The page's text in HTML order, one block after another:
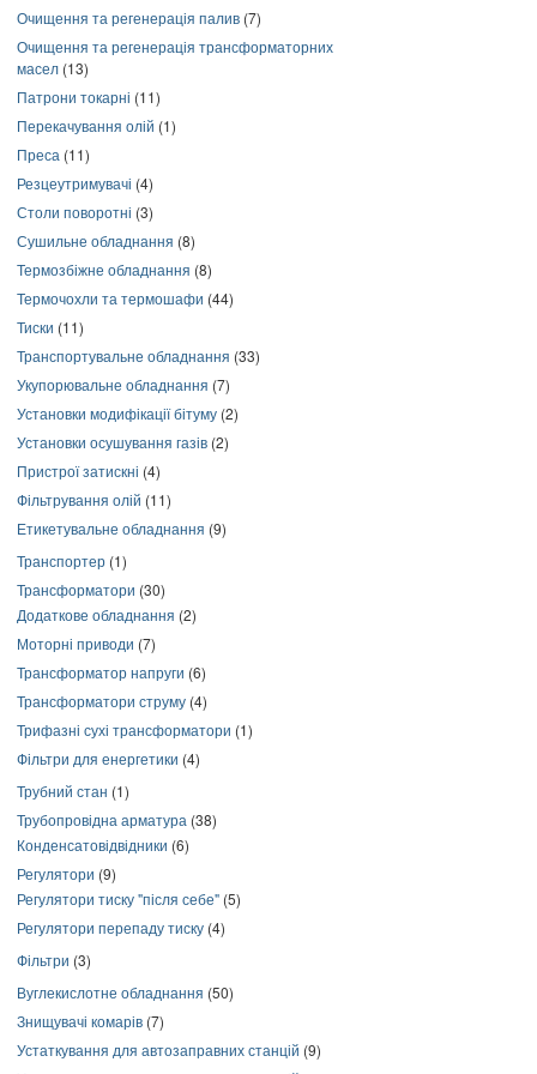
Очищення та регенерація палив (7)
Очищення та регенерація трансформаторних
масел (13)
Патрони токарні (11)
Перекачування олій (1)
Преса (11)
Резцеутримувачі (4)
Столи поворотні (3)
Сушильне обладнання (8)
Термозбіжне обладнання (8)
Термочохли та термошафи (44)
Тиски (11)
Транспортувальне обладнання (33)
Укупорювальне обладнання (7)
Установки модифікації бітуму (2)
Установки осушування газів (2)
Пристрої затискні (4)
Фільтрування олій (11)
Етикетувальне обладнання (9)
Транспортер (1)
Трансформатори (30)
Додаткове обладнання (2)
Моторні приводи (7)
Трансформатор напруги (6)
Трансформатори струму (4)
Трифазні сухі трансформатори (1)
Фільтри для енергетики (4)
Трубний стан (1)
Трубопровідна арматура (38)
Конденсатовідвідники (6)
Регулятори (9)
Регулятори тиску "після себе" (5)
Регулятори перепаду тиску (4)
Фільтри (3)
Вуглекислотне обладнання (50)
Знищувачі комарів (7)
Устаткування для автозаправних станцій (9)